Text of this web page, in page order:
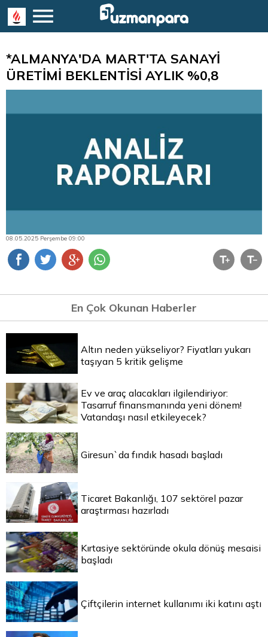
*ALMANYA'DA MART'TA SANAYİ
ÜRETİMİ BEKLENTİSİ AYLIK %0,8
08.05.2025 Perşembe 09:00
En Çok Okunan Haberler
Altın neden yükseliyor? Fiyatları yukarı
taşıyan 5 kritik gelişme
Ev ve araç alacakları ilgilendiriyor:
Tasarruf finansmanında yeni dönem!
Vatandaşı nasıl etkileyecek?
Giresun`da fındık hasadı başladı
Ticaret Bakanlığı, 107 sektörel pazar
araştırması hazırladı
Kırtasiye sektöründe okula dönüş mesaisi
başladı
Çiftçilerin internet kullanımı iki katını aştı